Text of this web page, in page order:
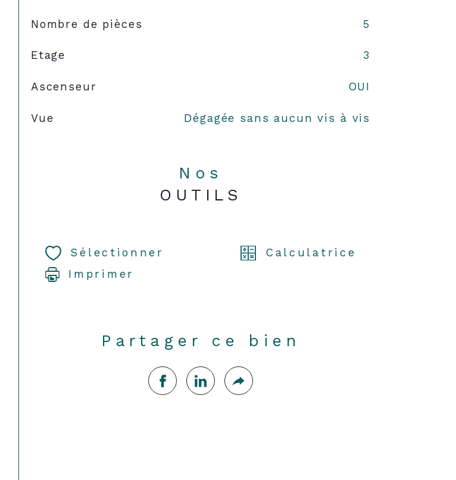
Nombre de pièces 5
Etage 3
Ascenseur OUI
Vue Dégagée sans aucun vis à vis
Nos
OUTILS
Sélectionner
Calculatrice
Imprimer
Partager ce bien